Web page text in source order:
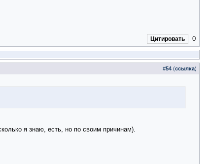
Цитировать 0
#54 (ссылка)
я знаю, есть, но по своим причинам).